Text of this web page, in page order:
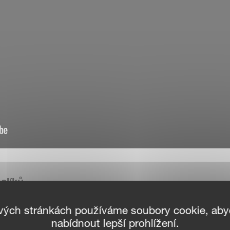
stejný rozmítací buben, čímž se produktivita
stránkách používáme soubory cookie,
nabídnout lepší prohlížení.